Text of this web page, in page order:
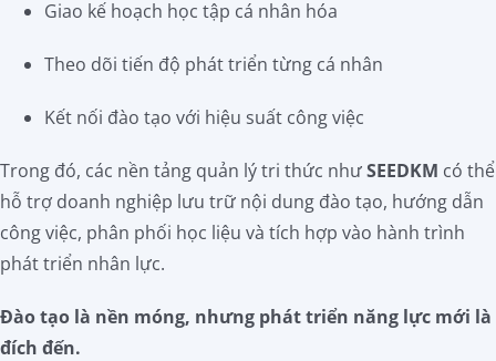
Giao kế hoạch học tập cá nhân hóa
Theo dõi tiến độ phát triển từng cá nhân
Kết nối đào tạo với hiệu suất công việc
Trong đó, các nền tảng quản lý tri thức nhưSEEDKM có thể
hỗ trợ doanh nghiệp lưu trữ nội dung đào tạo, hướng dẫn
công việc, phân phối học liệu và tích hợp vào hành trình
phát triển nhân lực.
Đào tạo là nền móng, nhưng phát triển năng lực mới là
đích đến.